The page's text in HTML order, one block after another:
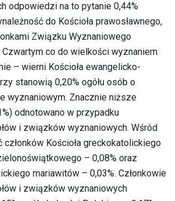
odpowiedzi na to pytanie 0,44%
do Kościoła prawosławnego,
Związku Wyznaniowego
co do wielkości wyznaniem
– wierni Kościoła ewangelicko-
stanowią 0,20% ogółu osób o
wyznaniowym. Znacznie niższe
odnotowano w przypadku
i związków wyznaniowych. Wśród
członków Kościoła greckokatolickiego
– 0,08% oraz
mariawitów – 0,03%. Członkowie
i związków wyznaniowych